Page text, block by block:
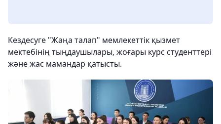
Кездесуге "Жаңа талап" мемлекеттік қызмет
мектебінің тыңдаушылары, жоғары курс студенттері
және жас мамандар қатысты.